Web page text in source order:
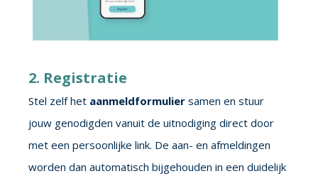
2. Registratie
Stel zelf het aanmeldformulier samen en stuur
jouw genodigden vanuit de uitnodiging direct door
met een persoonlijke link. De aan- en afmeldingen
worden dan automatisch bijgehouden in een duidelijk